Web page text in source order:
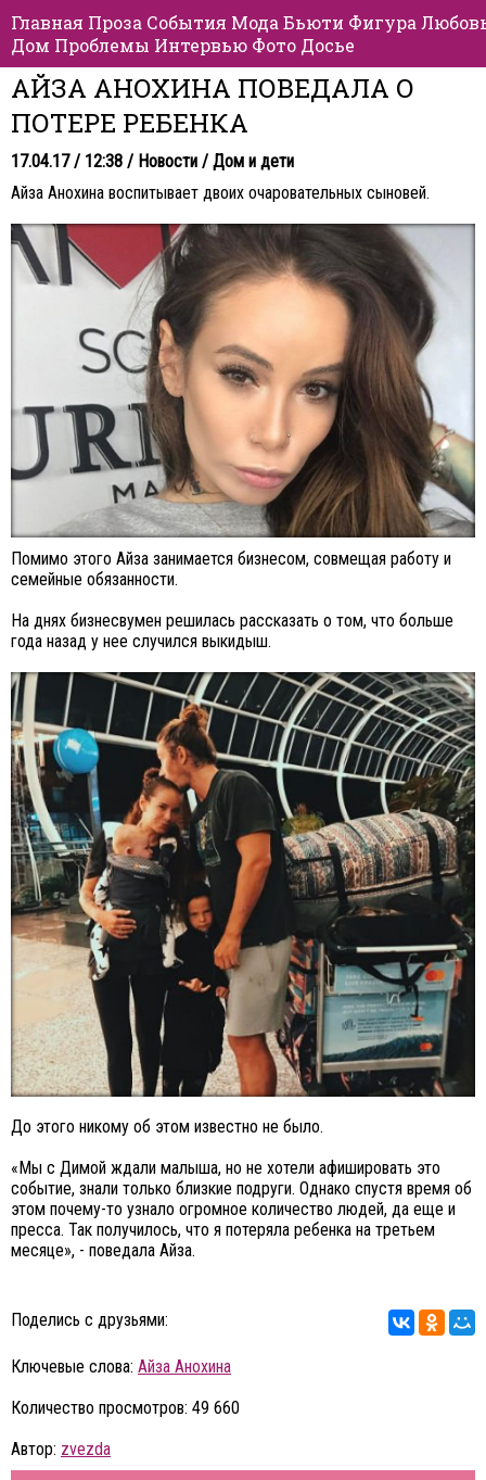
Главная Проза События Мода Бьюти Фигура
Дом Проблемы Интервью Фото Досье
АЙЗА АНОХИНА ПОВЕДАЛА О
ПОТЕРЕ РЕБЕНКА
17.04.17 / 12:38 / Новости / Дом и дети
Айза Анохина воспитывает двоих очаровательных сыновей.
Помимо этого Айза занимается бизнесом, совмещая работу и
семейные обязанности.
На днях бизнесвумен решилась рассказать о том, что больше
года назад у нее случился выкидыш.
До этого никому об этом известно не было.
«Мы с Димой ждали малыша, но не хотели афишировать это
событие, знали только близкие подруги. Однако спустя время об
этом почему-то узнало огромное количество людей, да еще и
пресса. Так получилось, что я потеряла ребенка на третьем
месяце», - поведала Айза.
Поделись с друзьями:
Ключевые слова: Айза Анохина
Количество просмотров: 49 660
Автор: zvezda